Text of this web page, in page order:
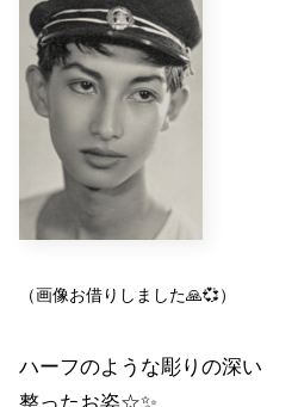
（画像お借りしました🙏💞）
ハーフのような彫りの深い
整ったお姿☆✨